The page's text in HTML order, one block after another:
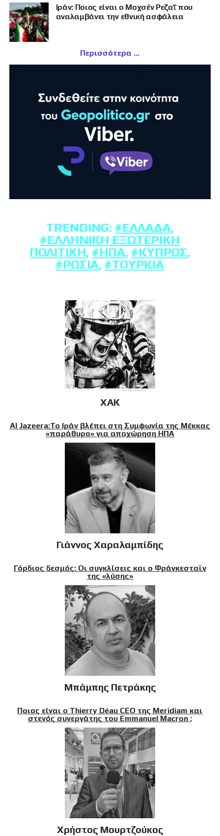
Ιράν: Ποιος είναι ο Μοχσέν Ρεζαΐ που
αναλαμβάνει την εθνική ασφάλεια
Περισσότερα
TRENDING: #ΕΛΛΆΔΑ,
#ΕΛΛΗΝΙΚΉ ΕΞΩΤΕΡΙΚΉ
ΠΟΛΙΤΙΚΉ, #ΗΠΑ, #ΚΎΠΡΟΣ,
#ΡΩΣΊΑ, #ΤΟΥΡΚΊΑ
XAK
Al Jazeera:Το Ιράν βλέπει στη Συμφωνία της Μέκκας
«παράθυρο» για αποχώρηση ΗΠΑ
Γιάννος Χαραλαμπίδης
Γόρδιος δεσμός: Οι συγκλίσεις και ο Φράνκεσταϊν
της «λύσης»
Μπάμπης Πετράκης
Ποιος είναι ο Thierry Déau CEO της Meridiam και
στενός συνεργάτης του Emmanuel Macron ;
Χρήστος Μουρτζούκος